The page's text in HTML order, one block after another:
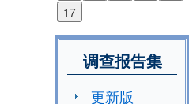
17
调查报告集
更新版